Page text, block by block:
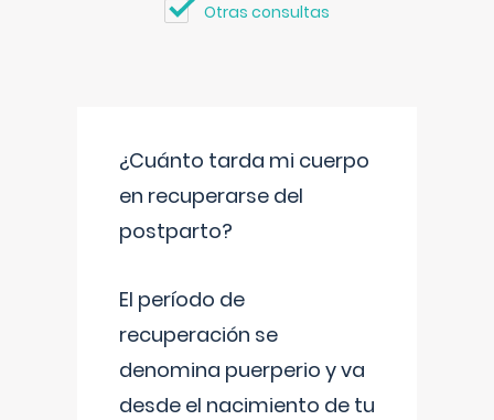
Otras consultas
¿Cuánto tarda mi cuerpo
en recuperarse del
postparto?
El período de
recuperación se
denomina puerperio y va
desde el nacimiento de tu